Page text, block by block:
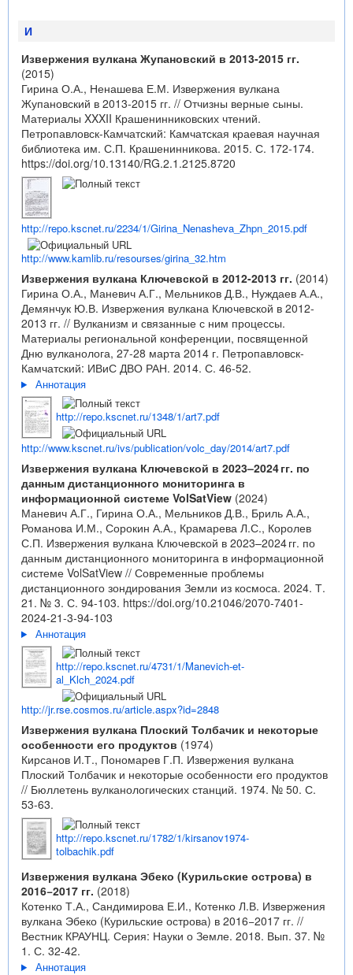
И
Извержения вулкана Жупановский в 2013-2015 гг.
(2015)
Гирина О.А., Ненашева Е.М. Извержения вулкана
Жупановский в 2013-2015 гг. // Отчизны верные сыны.
Материалы XXXII Крашенинниковских чтений.
Петропавловск-Камчатский: Камчатская краевая научная
библиотека им. С.П. Крашенинникова. 2015. С. 172-174.
https://doi.org/10.13140/RG.2.1.2125.8720
http://repo.kscnet.ru/2234/1/Girina_Nenasheva_Zhpn_2015.pdf
http://www.kamlib.ru/resourses/girina_32.htm
Извержения вулкана Ключевской в 2012-2013 гг. (2014)
Гирина О.А., Маневич А.Г., Мельников Д.В., Нуждаев А.А.,
Демянчук Ю.В. Извержения вулкана Ключевской в 2012-
2013 гг. // Вулканизм и связанные с ним процессы.
Материалы региональной конференции, посвященной
Дню вулканолога, 27-28 марта 2014 г. Петропавловск-
Камчатский: ИВиС ДВО РАН. 2014. С. 46-52.
Аннотация
http://repo.kscnet.ru/1348/1/art7.pdf
http://www.kscnet.ru/ivs/publication/volc_day/2014/art7.pdf
Извержения вулкана Ключевской в 2023–2024 гг. по
данным дистанционного мониторинга в
информационной системе VolSatView (2024)
Маневич А.Г., Гирина О.А., Мельников Д.В., Бриль А.А.,
Романова И.М., Сорокин А.А., Крамарева Л.С., Королев
С.П. Извержения вулкана Ключевской в 2023–2024 гг. по
данным дистанционного мониторинга в информационной
системе VolSatView // Современные проблемы
дистанционного зондирования Земли из космоса. 2024. Т.
21. № 3. С. 94-103. https://doi.org/10.21046/2070-7401-
2024-21-3-94-103
Аннотация
http://repo.kscnet.ru/4731/1/Manevich-et-
al_Klch_2024.pdf
http://jr.rse.cosmos.ru/article.aspx?id=2848
Извержения вулкана Плоский Толбачик и некоторые
особенности его продуктов (1974)
Кирсанов И.Т., Пономарев Г.П. Извержения вулкана
Плоский Толбачик и некоторые особенности его продуктов
// Бюллетень вулканологических станций. 1974. № 50. С.
53-63.
http://repo.kscnet.ru/1782/1/kirsanov1974-
tolbachik.pdf
Извержения вулкана Эбеко (Курильские острова) в
2016−2017 гг. (2018)
Котенко Т.А., Сандимирова Е.И., Котенко Л.В. Извержения
вулкана Эбеко (Курильские острова) в 2016−2017 гг. //
Вестник КРАУНЦ. Серия: Науки о Земле. 2018. Вып. 37. №
1. С. 32-42.
Аннотация